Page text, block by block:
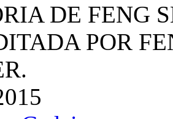
DE FENG
POR